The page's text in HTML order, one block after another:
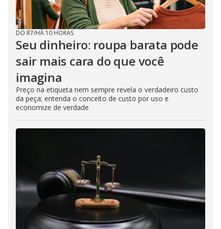
DO R7/HÁ 10 HORAS
Seu dinheiro: roupa barata pode
sair mais cara do que você
imagina
Preço na etiqueta nem sempre revela o verdadeiro custo
da peça; entenda o conceito de custo por uso e
economize de verdade